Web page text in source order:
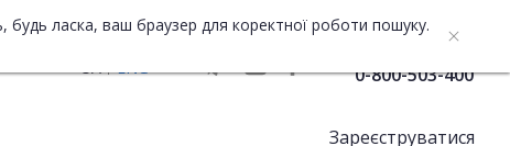
ласка, ваш браузер для коректної роботи пошуку.
UA
ENG 0-800-503-400
Зареєструватися